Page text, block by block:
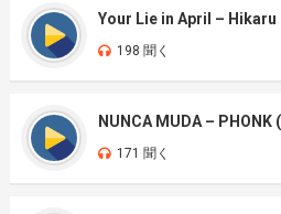
Your Lie in April –
198 聞く
NUNCA MUDA –
171 聞く